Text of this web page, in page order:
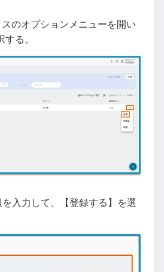
のオプションメニューを開い
る。
入力して、【登録する】を選